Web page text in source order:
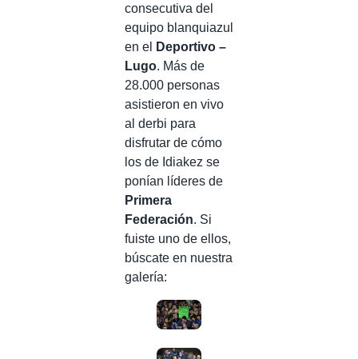
consecutiva del
equipo blanquiazul
en el
Deportivo –
Lugo. Más de
28.000 personas
asistieron en vivo
al derbi para
disfrutar de cómo
los de Idiakez se
ponían líderes de
Primera
Federación. Si
fuiste uno de ellos,
búscate en nuestra
galería: